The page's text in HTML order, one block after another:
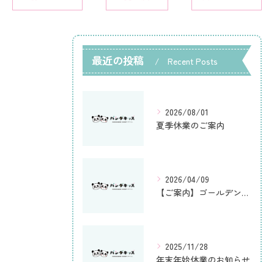
最近の投稿 Recent Posts
2026/08/01
夏季休業のご案内
2026/04/09
【ご案内】ゴールデンウィーク休暇に伴う休業のお知らせ
2025/11/28
年末年始休業のお知らせ